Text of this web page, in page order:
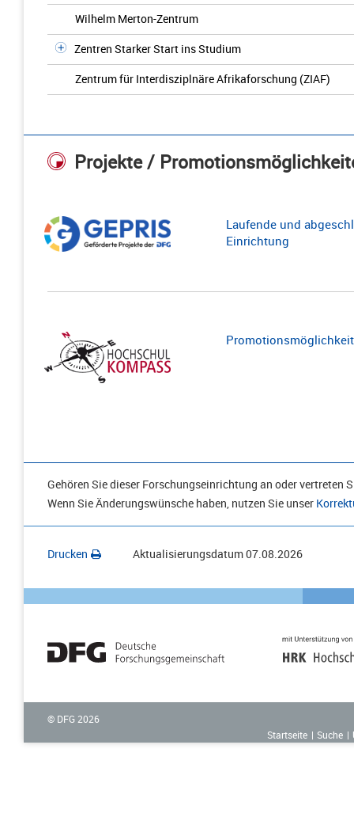
Wilhelm Merton-Zentrum
Zentren Starker Start ins Studium
Zentrum für Interdisziplnäre Afrikaforschung (ZIAF)
Projekte /
Laufende und
Einrichtung
Gehören Sie dieser Forschungseinrichtung an oder vertreten
Wenn Sie Änderungswünsche haben, nutzen Sie unser
Drucken Aktualisierungsdatum07.08.2026
© DFG 2026
Startseite
Suche